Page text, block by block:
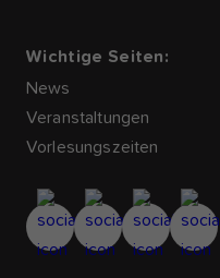
Wichtige Seiten:
News
Veranstaltungen
Vorlesungszeiten